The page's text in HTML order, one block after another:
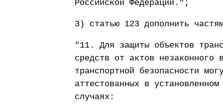
Российской Федерации.";
3) статью 123 дополнить
"11. Для защиты объектов
средств от актов незаконного
транспортной безопасности
аттестованных в
случаях: